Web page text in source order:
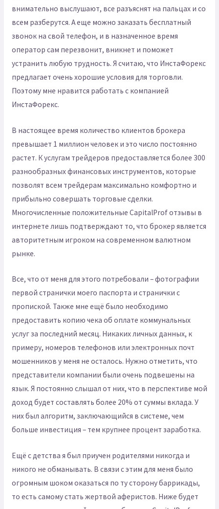
внимательно выслушают, все разъяснят на пальцах и со
всем разберутся. А еще можно заказать бесплатный
звонок на свой телефон, и в назначенное время
оператор сам перезвонит, вникнет и поможет
устранить любую трудность. Я считаю, что ИнстаФорекс
предлагает очень хорошие условия для торговли.
Поэтому мне нравится работать с компанией
ИнстаФорекс.
В настоящее время количество клиентов брокера
превышает 1 миллион человек и это число постоянно
растет. К услугам трейдеров предоставляется более 300
разнообразных финансовых инструментов, которые
позволят всем трейдерам максимально комфортно и
прибыльно совершать торговые сделки.
Многочисленные положительные CapitalProf отзывы в
интернете лишь подтверждают то, что брокер является
авторитетным игроком на современном валютном
рынке.
Все, что от меня для этого потребовали – фотографии
первой странички моего паспорта и странички с
пропиской. Также мне ещё было необходимо
предоставить копию чека об оплате коммунальных
услуг за последний месяц. Никаких личных данных, к
примеру, номеров телефонов или электронных почт
мошенников у меня не осталось. Нужно отметить, что
представители компании были очень подвешены на
язык. Я постоянно слышал от них, что в перспективе мой
доход будет составлять более 20% от суммы вклада. У
них был алгоритм, заключающийся в системе, чем
больше инвестиция – тем крупнее процент заработка.
Ещё с детства я был приучен родителями никогда и
никого не обманывать. В связи с этим для меня было
огромным шоком оказаться по ту сторону баррикады,
то есть самому стать жертвой аферистов. Ниже будет